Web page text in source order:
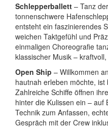
Schlepperballett – Tanz
tonnenschwere
entsteht ein faszinierendes
weichen Taktgefühl und
einmaligen Choreografie
klassischer Musik –
Open Ship – Willkommen
hautnah erleben möchte,
Zahlreiche Schiffe öffnen
hinter die Kulissen ein – auf
Technik zum Anfassen,
Gespräch mit der Crew